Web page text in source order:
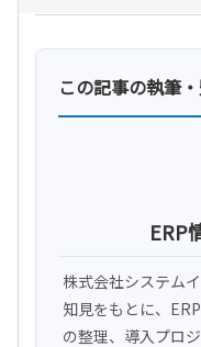
この記事の執筆
ERP
株式会社システム
知見をもとに、
の整理、導入プロ